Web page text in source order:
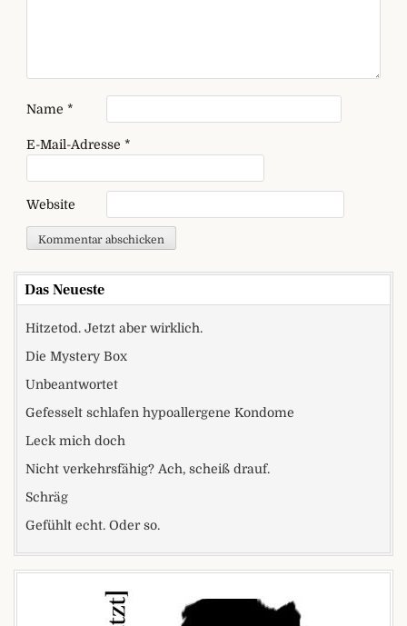
Name *
E-Mail-Adresse *
Website
Das Neueste
Hitzetod. Jetzt aber wirklich.
Die Mystery Box
Unbeantwortet
Gefesselt schlafen hypoallergene Kondome
Leck mich doch
Nicht verkehrsfähig? Ach, scheiß drauf.
Schräg
Gefühlt echt. Oder so.